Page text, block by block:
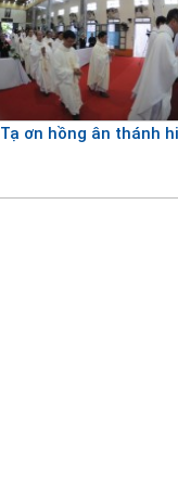
Tạ ơn hồng ân thánh